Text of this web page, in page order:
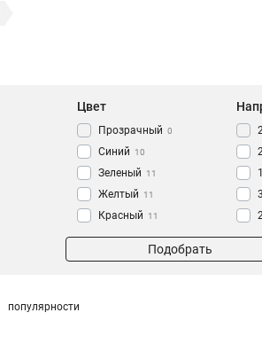
Цвет
Прозрачный 0
Синий 10
Зеленый 11
Желтый 11
Красный 11
Белый 10
Подобрать
популярности